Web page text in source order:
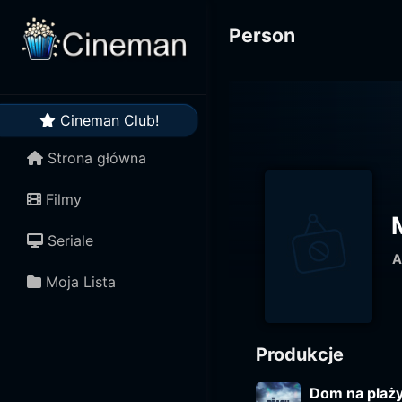
Cineman Club!
Strona główna
Filmy
Seriale
Moja Lista
Person
Produkcje
Dom na